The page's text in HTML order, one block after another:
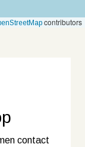
contributors
contact